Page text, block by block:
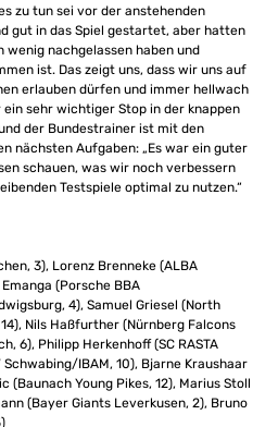
zu tun sei vor der anstehenden
gut in das Spiel gestartet, aber hatten
wenig nachgelassen haben und
ist. Das zeigt uns, dass wir uns auf
erlauben dürfen und immer hellwach
ein sehr wichtiger Stop in der knappen
der Bundestrainer ist mit den
nächsten Aufgaben: „Es war ein guter
schauen, was wir noch verbessern
Testspiele optimal zu nutzen.“
3), Lorenz Brenneke (ALBA
(Porsche BBA
4), Samuel Griesel (North
Nils Haßfurther (Nürnberg Falcons
6), Philipp Herkenhoff (SC RASTA
Schwabing/IBAM, 10), Bjarne Kraushaar
(Baunach Young Pikes, 12), Marius Stoll
(Bayer Giants Leverkusen, 2), Bruno